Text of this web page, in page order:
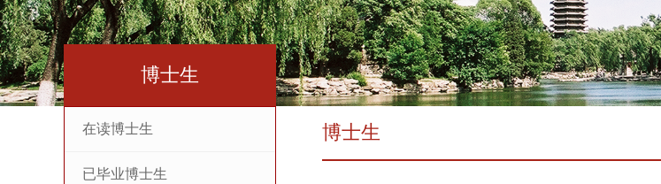
博士生
在读博士生
已毕业博士生
博士生